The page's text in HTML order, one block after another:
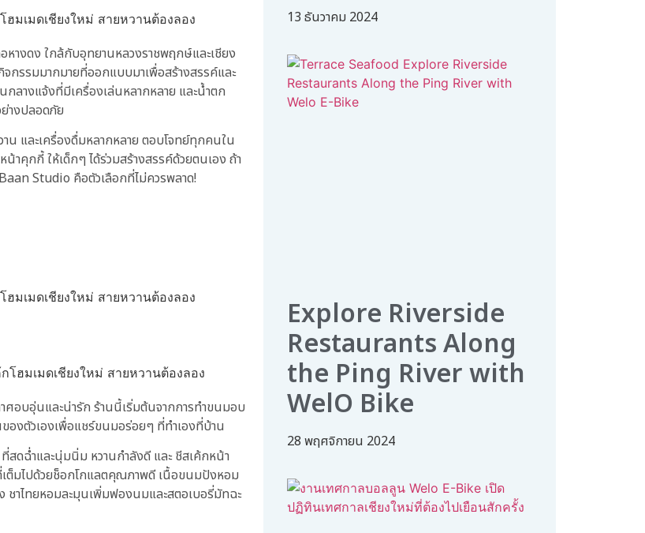
หางดง ใกล้กับอุทยานหลวงราชพฤกษ์และเชียง
กรรมมากมายที่ออกแบบมาเพื่อสร้างสรรค์และ
กลางแจ้งที่มีเครื่องเล่นหลากหลาย และน้ำตก
างปลอดภัย
น และเครื่องดื่มหลากหลาย ตอบโจทย์ทุกคนใน
คุกกี้ ให้เด็กๆ ได้ร่วมสร้างสรรค์ด้วยตนเอง ถ้า
Studio คือตัวเลือกที่ไม่ควรพลาด!
อบอุ่นและน่ารัก ร้านนี้เริ่มต้นจากการทำขนมอบ
องตัวเองเพื่อแชร์ขนมอร่อยๆ ที่ทำเองที่บ้าน
ดฉ่ำและนุ่มนิ่ม หวานกำลังดี และ ชีสเค้กหน้า
มไปด้วยช็อกโกแลตคุณภาพดี เนื้อขนมปังหอม
าไทยหอมละมุนเพิ่มฟองนมและสตอเบอรี่มัทฉะ
13 ธันวาคม 2024
Explore Riverside
Restaurants Along
the Ping River with
WelO Bike
28 พฤศจิกายน 2024